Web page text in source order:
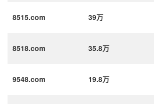
8515.com 39万
8518.com 35.8万
9548.com 19.8万